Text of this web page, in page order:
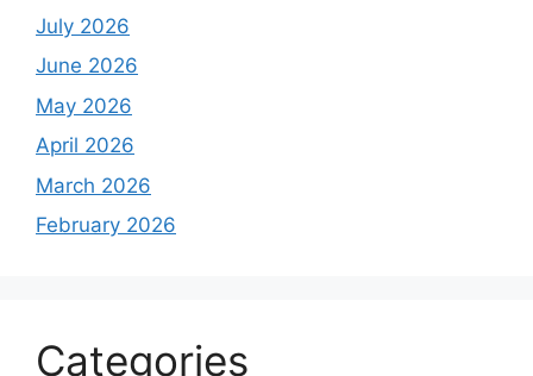
July 2026
June 2026
May 2026
April 2026
March 2026
February 2026
Categories